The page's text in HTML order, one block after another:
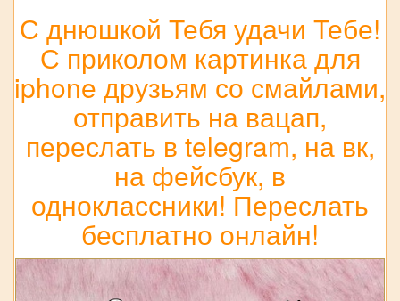
С днюшкой Тебя удачи Тебе!
С приколом картинка для
iphone друзьям со смайлами,
отправить на вацап,
переслать в telegram, на вк,
на фейсбук, в
одноклассники! Переслать
бесплатно онлайн!